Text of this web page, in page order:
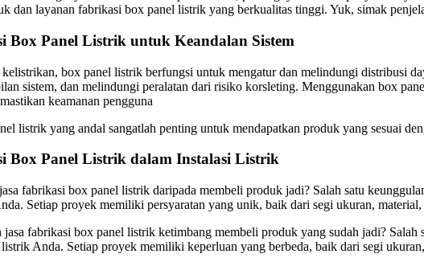
dan layanan fabrikasi box panel listrik yang berkualitas tinggi. Yuk, simak
Box Panel Listrik untuk Keandalan Sistem
kelistrikan, box panel listrik berfungsi untuk mengatur dan melindungi distribusi
sistem, dan melindungi peralatan dari risiko korsleting. Menggunakan box
keamanan pengguna
listrik yang andal sangatlah penting untuk mendapatkan produk yang sesuai
Box Panel Listrik dalam Instalasi Listrik
fabrikasi box panel listrik daripada membeli produk jadi? Salah satu
Setiap proyek memiliki persyaratan yang unik, baik dari segi ukuran,
fabrikasi box panel listrik ketimbang membeli produk yang sudah jadi?
Anda. Setiap proyek memiliki keperluan yang berbeda, baik dari segi